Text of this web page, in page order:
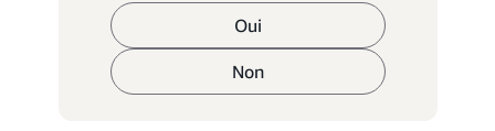
Oui
Non